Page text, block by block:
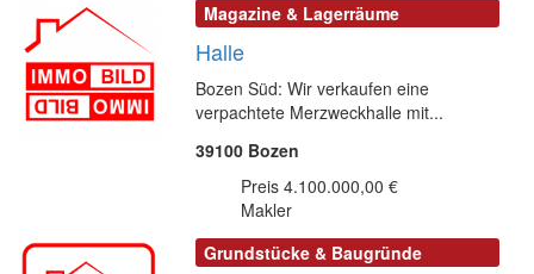
Magazine & Lagerräume
Halle
Bozen Süd: Wir verkaufen eine
verpachtete Merzweckhalle mit...
39100 Bozen
Preis 4.100.000,00 €
Makler
Grundstücke & Baugründe